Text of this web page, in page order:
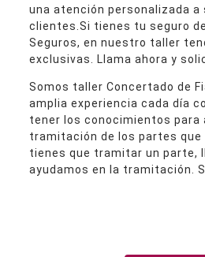
una atención personalizada a
clientes.Si tienes tu seguro
Seguros, en nuestro taller
exclusivas. Llama ahora y
Somos taller Concertado de
amplia experiencia cada día
tener los conocimientos para
tramitación de los partes que
tienes que tramitar un parte,
ayudamos en la tramitación.